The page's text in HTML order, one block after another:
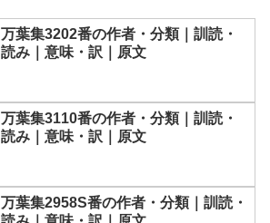
万葉集3202番の作者・分類｜訓読・
読み｜意味・訳｜原文
万葉集3110番の作者・分類｜訓読・
読み｜意味・訳｜原文
万葉集2958S番の作者・分類｜訓読・